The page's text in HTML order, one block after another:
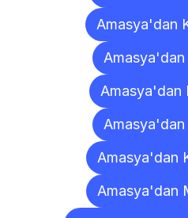
Amasya'dan
Amasya'dan
Amasya'dan
Amasya'dan
Amasya'dan